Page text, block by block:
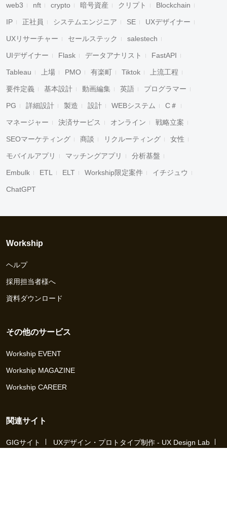
web3 nft crypto 暗号資産 クリプト Blockchain
IP 正社員 システムエンジニア SE UXデザイナー
UXリサーチャー セールステック salestech
UIデザイナー Flask データアナリスト FastAPI
Tableau 上場 PMO 有楽町 Tiktok 上流工程
要件定義 基本設計 動画編集 英語 プログラマー
PG 詳細設計 製造 設計 WEBシステム C＃
マネージャー 決済サービス オンライン 戦略立案
SEOマーケティング 商談 リクルーティング 女性
モバイルアプリ マッチングアプリ 分析基盤
Embulk ETL ELT Workship限定案件 イチジュウ
ChatGPT
Workship
ヘルプ
採用担当者様へ
資料ダウンロード
その他のサービス
Workship EVENT
Workship MAGAZINE
Workship CAREER
関連サイト
GIGサイト
UXデザイン・プロトタイプ制作 - UX Design Lab